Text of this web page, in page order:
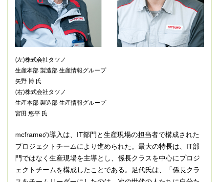
(左)株式会社タツノ
生産本部 製造部 生産情報グループ
矢野 博 氏
(右)株式会社タツノ
生産本部 製造部 生産情報グループ
宮田 悠平 氏
mcframeの導入は、IT部門と生産現場の担当者で構成された
プロジェクトチームにより進められた。最大の特長は、IT部
門ではなく生産現場を主導とし、係長クラスを中心にプロジ
ェクトチームを構成したことである。足代氏は、「係長クラ